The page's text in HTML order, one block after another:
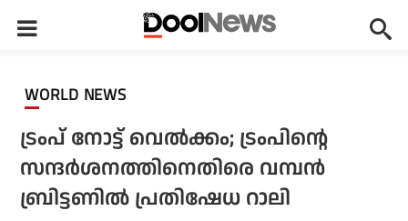
WORLD NEWS
ട്രംപ് നോട്ട് വെല്‍ക്കം; ട്രംപിന്റെ
സന്ദര്‍ശനത്തിനെതിരെ വമ്പന്‍
ബ്രിട്ടണില്‍ പ്രതിഷേധ റാലി